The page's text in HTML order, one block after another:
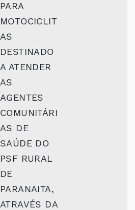
PARA
MOTOCICLIT
AS
DESTINADO
A ATENDER
AS
AGENTES
COMUNITÁRI
AS DE
SAÚDE DO
PSF RURAL
DE
PARANAITA,
ATRAVÉS DA